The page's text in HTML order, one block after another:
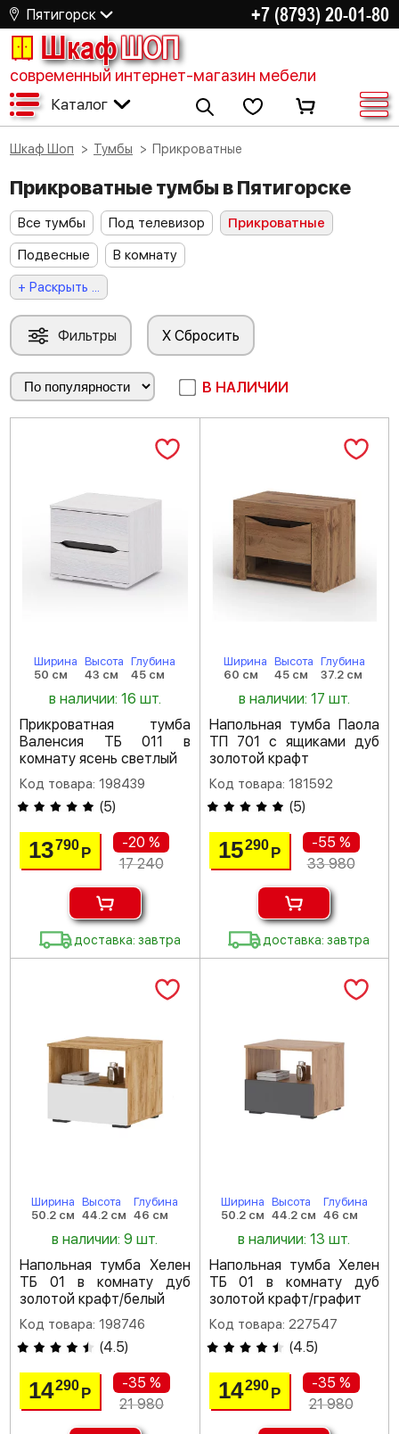
Пятигорск +7 (8793) 20-01-80
ШкафШОП
современный интернет-магазин мебели
Каталог
Шкаф Шоп Тумбы Прикроватные
Прикроватные тумбы в Пятигорске
Все тумбы Под телевизор
Прикроватные
Подвесные
В комнату
+ Раскрыть ...
Фильтры X Сбросить
В НАЛИЧИИ
Ширина
50 см
Высота
43 см
Глубина
45 см
в наличии: 16 шт.
Прикроватная тумба
Валенсия ТБ 011 в
комнату ясень светлый
Код товара: 198439
(5)
13790Р
-20 %
17 240
доставка: завтра
Ширина
60 см
Высота
45 см
Глубина
37.2 см
в наличии: 17 шт.
Напольная тумба Паола
ТП 701 с ящиками дуб
золотой крафт
Код товара: 181592
(5)
15290 Р
-55 %
33 980
доставка: завтра
Ширина
50.2 см
Высота
44.2 см
Глубина
46 см
в наличии: 9 шт.
Напольная тумба Хелен
ТБ 01 в комнату дуб
золотой крафт/белый
Код товара: 198746
(4.5)
14290Р
-35 %
21 980
Ширина
50.2 см
Высота
44.2 см
Глубина
46 см
в наличии: 13 шт.
Напольная тумба Хелен
ТБ 01 в комнату дуб
золотой крафт/графит
Код товара: 227547
(4.5)
14290 Р
-35 %
21 980